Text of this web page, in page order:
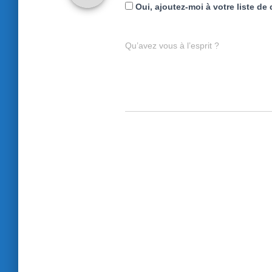
Oui, ajoutez-moi à votre liste de
Qu’avez vous à l’esprit ?